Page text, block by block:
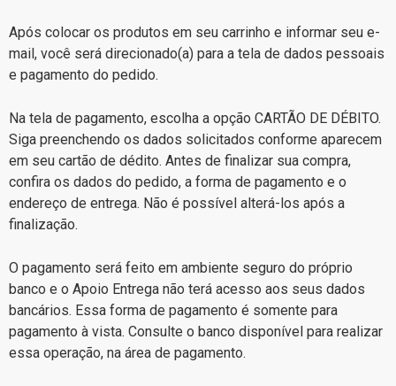
Após colocar os produtos em seu carrinho e informar seu e-
mail, você será direcionado(a) para a tela de dados pessoais
e pagamento do pedido.
Na tela de pagamento, escolha a opção CARTÃO DE DÉBITO.
Siga preenchendo os dados solicitados conforme aparecem
em seu cartão de dédito. Antes de finalizar sua compra,
confira os dados do pedido, a forma de pagamento e o
endereço de entrega. Não é possível alterá-los após a
finalização.
O pagamento será feito em ambiente seguro do próprio
banco e o Apoio Entrega não terá acesso aos seus dados
bancários. Essa forma de pagamento é somente para
pagamento à vista. Consulte o banco disponível para realizar
essa operação, na área de pagamento.